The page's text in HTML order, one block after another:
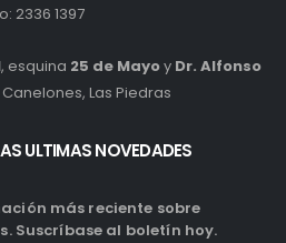
2336 1397
, esquina 25 de Mayoy Dr. Alfonso
Las Piedras
ULTIMAS NOVEDADES
más reciente sobre
Suscríbase al boletín hoy.